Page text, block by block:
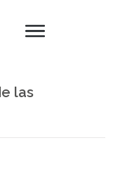
las